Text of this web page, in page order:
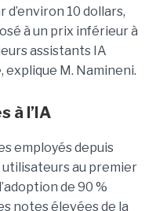
10 dollars,
à un prix inférieur à
assistants IA
explique M. Namineni.
à l’IA
employés depuis
au premier
de 90 %
notes élevées de la